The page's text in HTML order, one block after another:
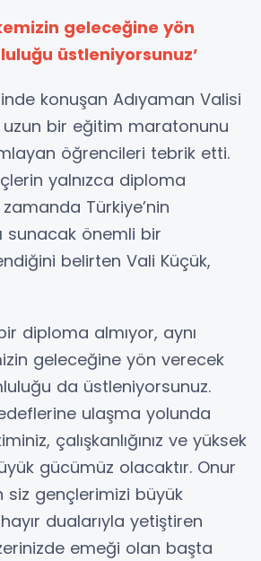
geleceğine yön
üstleniyorsunuz’
konuşan Adıyaman Valisi
uzun bir eğitim maratonunu
öğrencileri tebrik etti.
yalnızca diploma
zamanda Türkiye’nin
sunacak önemli bir
belirten Vali Küçük,
diploma almıyor, aynı
geleceğine yön verecek
da üstleniyorsunuz.
ulaşma yolunda
çalışkanlığınız ve yüksek
gücümüz olacaktır. Onur
siz gençlerimizi büyük
dualarıyla yetiştiren
emeği olan başta